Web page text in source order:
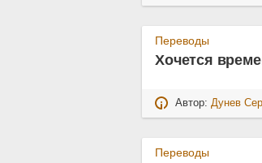
Переводы
Хочется
Автор:Дунев
Переводы